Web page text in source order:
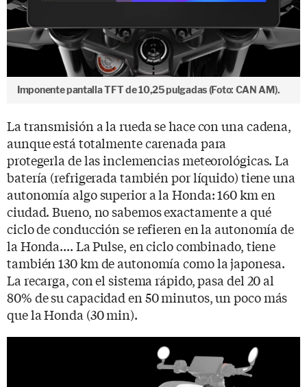
Imponente pantalla TFT de 10,25 pulgadas (Foto: CAN AM).
La transmisión a la rueda se hace con una cadena,
aunque está totalmente carenada para
protegerla de las inclemencias meteorológicas. La
batería (refrigerada también por líquido) tiene una
autonomía algo superior a la Honda: 160 km en
ciudad. Bueno, no sabemos exactamente a qué
ciclo de conducción se refieren en la autonomía de
la Honda.... La Pulse, en ciclo combinado, tiene
también 130 km de autonomía como la japonesa.
La recarga, con el sistema rápido, pasa del 20 al
80% de su capacidad en 50 minutos, un poco más
que la Honda (30 min).